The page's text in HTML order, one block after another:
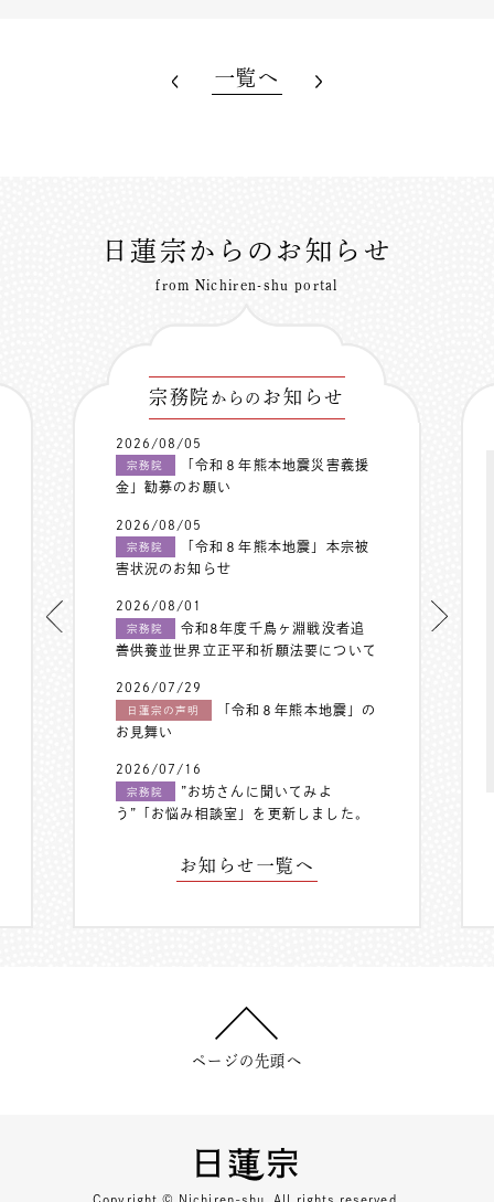
一覧へ
日蓮宗からのお知らせ
from Nichiren-shu portal
宗務院 からの お知らせ
2026/08/05
宗務院
「令和８年熊本地震災害義援
金」勧募のお願い
2026/08/05
宗務院
「令和８年熊本地震」本宗被
害状況のお知らせ
2026/08/01
宗務院
令和8年度千鳥ヶ淵戦没者追
善供養並世界立正平和祈願法要について
2026/07/29
日蓮宗の声明
「令和８年熊本地震」の
お見舞い
2026/07/16
宗務院
”お坊さんに聞いてみよ
う”「お悩み相談室」を更新しました。
お知らせ一覧へ
ページの先頭へ
Copyright © Nichiren-shu. All rights reserved.